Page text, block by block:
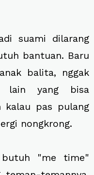
suami dilarang
bantuan. Baru
balita, nggak
lain yang bisa
kalau pas pulang
nongkrong.
butuh "me time"